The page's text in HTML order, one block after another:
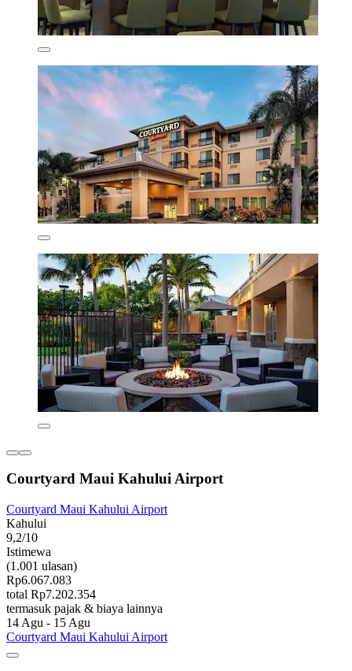
Courtyard Maui Kahului Airport
Courtyard Maui Kahului Airport
Kahului
9,2/10
Istimewa
(1.001 ulasan)
Rp6.067.083
total Rp7.202.354
termasuk pajak & biaya lainnya
14 Agu - 15 Agu
Courtyard Maui Kahului Airport